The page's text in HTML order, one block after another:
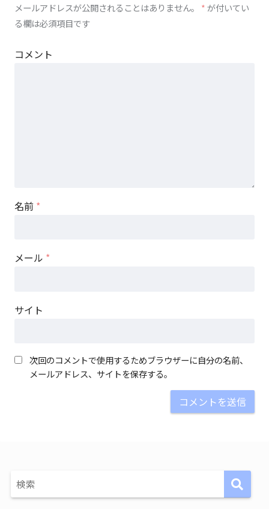
メールアドレスが公開されることはありません。 *が付いてい
る欄は必須項目です
コメント
名前 *
メール *
サイト
次回のコメントで使用するためブラウザーに自分の名前、
メールアドレス、サイトを保存する。